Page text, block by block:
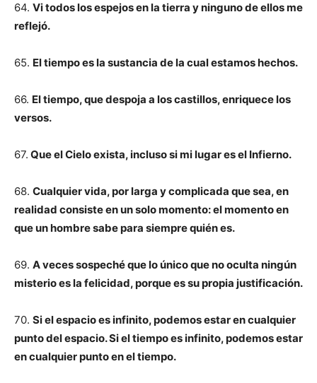
64. Vi todos los espejos en la tierra y ninguno de ellos me
reflejó.
65. El tiempo es la sustancia de la cual estamos hechos.
66. El tiempo, que despoja a los castillos, enriquece los
versos.
67. Que el Cielo exista, incluso si mi lugar es el Infierno.
68. Cualquier vida, por larga y complicada que sea, en
realidad consiste en un solo momento: el momento en
que un hombre sabe para siempre quién es.
69. A veces sospeché que lo único que no oculta ningún
misterio es la felicidad, porque es su propia justificación.
70. Si el espacio es infinito, podemos estar en cualquier
punto del espacio. Si el tiempo es infinito, podemos estar
en cualquier punto en el tiempo.